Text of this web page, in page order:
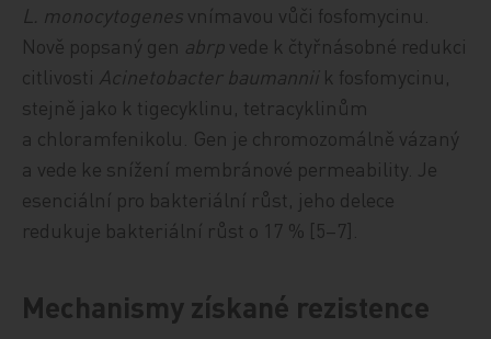
L. monocytogenes vnímavou vůči fosfomycinu.
Nově popsaný gen abrp vede k čtyřnásobné redukci
citlivosti Acinetobacter baumannii k fosfomycinu,
stejně jako k tigecyklinu, tetracyklinům
a chloramfenikolu. Gen je chromozomálně vázaný
a vede ke snížení membránové permeability. Je
esenciální pro bakteriální růst, jeho delece
redukuje bakteriální růst o 17 % [5–7].
Mechanismy získané rezistence